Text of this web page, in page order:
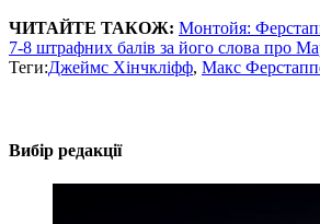
ЧИТАЙТЕ ТАКОЖ: Монтойя:
7-8 штрафних балів за його слова про
Теги:Джеймс Хінчкліфф, Макс
Вибір редакції